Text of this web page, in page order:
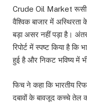
Crude Oil Market रूसी
वैश्विक बाजार में अस्थिरता
बड़ा असर नहीं पड़ा है।
रिपोर्ट में स्पष्ट किया है कि
हुई है और निकट भविष्य में
फिच ने कहा कि भारतीय
दबावों के बावजूद कच्चे तेल